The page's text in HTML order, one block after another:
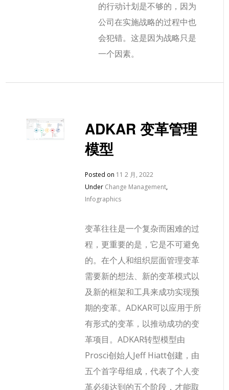
的行动计划是不够的，因为
公司在实施战略的过程中也
会犯错。这是因为战略只是
一个因素。
ADKAR 变革管理
模型
Posted on 11 2 月, 2022
Under Change Management,
Infographics
变革往往是一个复杂而困难的过
程，更重要的是，它是不可避免
的。在个人和组织层面管理变革
需要新的想法、新的变革模式以
及新的框架和工具来成功实现预
期的变革。ADKAR可以应用于所
有形式的变革，以推动成功的变
革项目。ADKAR转型模型由
Prosci创始人Jeff Hiatt创建，由
五个首字母组成，代表了个人变
革必须达到的五个阶段，才能取